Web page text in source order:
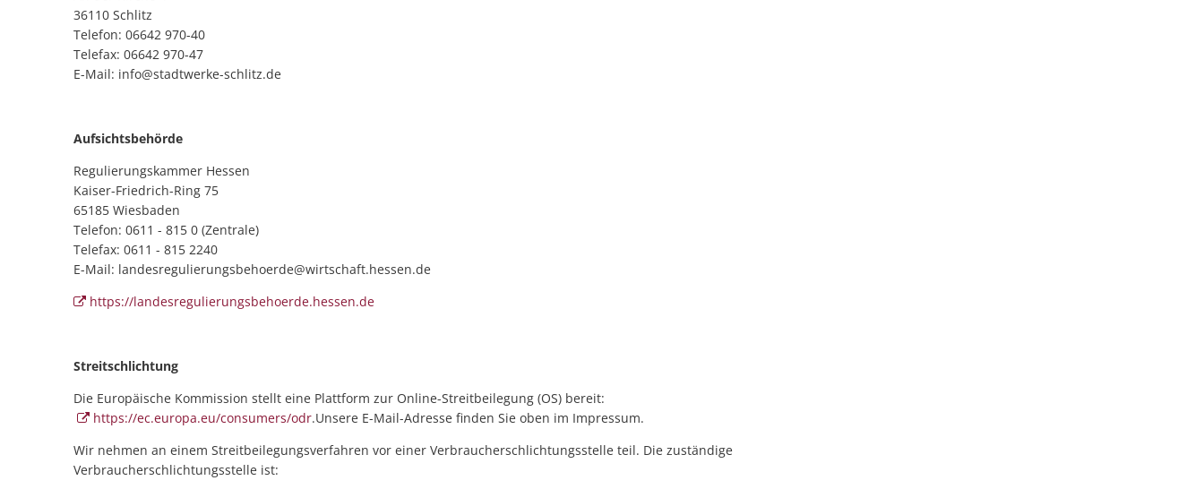
36110 Schlitz
Telefon: 06642 970-40
Telefax: 06642 970-47
E-Mail: info@stadtwerke-schlitz.de
Aufsichtsbehörde
Regulierungskammer Hessen
Kaiser-Friedrich-Ring 75
65185 Wiesbaden
Telefon: 0611 - 815 0 (Zentrale)
Telefax: 0611 - 815 2240
E-Mail: landesregulierungsbehoerde@wirtschaft.hessen.de
https://landesregulierungsbehoerde.hessen.de
Streitschlichtung
Die Europäische Kommission stellt eine Plattform zur Online-Streitbeilegung (OS) bereit:
https://ec.europa.eu/consumers/odr.Unsere E-Mail-Adresse finden Sie oben im Impressum.
Wir nehmen an einem Streitbeilegungsverfahren vor einer Verbraucherschlichtungsstelle teil. Die zuständige
Verbraucherschlichtungsstelle ist: